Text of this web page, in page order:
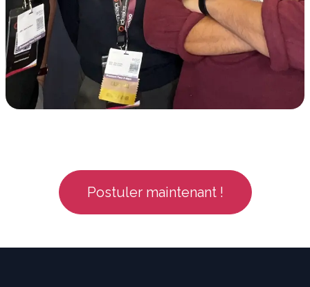
Postuler maintenant !